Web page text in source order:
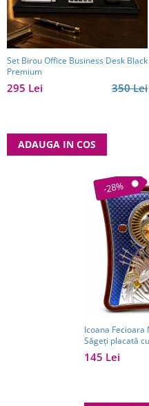
Set Birou Office Business Desk Black
Premium
350 Lei
295 Lei
ADAUGA IN COS
-28%
Icoana Fecioara
Săgeți placată
spiritual pentru
Grecia - 12,5 x
145 Lei